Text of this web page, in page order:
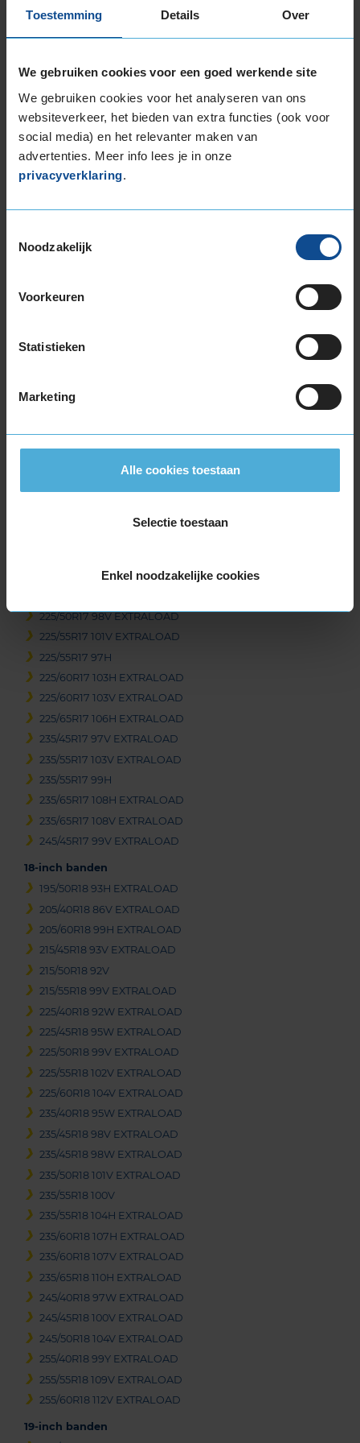
Toestemming Details Over
We gebruiken cookies voor een goed werkende site
We gebruiken cookies voor het analyseren van ons
websiteverkeer, het bieden van extra functies (ook voor
social media) en het relevanter maken van
advertenties. Meer info lees je in onze
privacyverklaring.
Noodzakelijk
Voorkeuren
Statistieken
Marketing
Alle cookies toestaan
Selectie toestaan
Enkel noodzakelijke cookies
Item
of
3
Beschikbare bandenmaten
195/50R17 89H EXTRALOAD
205/50R17 93H EXTRALOAD
205/65R17 100H EXTRALOAD
215/45R17 91V EXTRALOAD
215/55R17 98V EXTRALOAD
215/65R17 99H
225/45R17 94V EXTRALOAD
225/50R17 98V EXTRALOAD
225/55R17 101V EXTRALOAD
225/55R17 97H
225/60R17 103H EXTRALOAD
225/60R17 103V EXTRALOAD
225/65R17 106H EXTRALOAD
235/45R17 97V EXTRALOAD
235/55R17 103V EXTRALOAD
235/55R17 99H
235/65R17 108H EXTRALOAD
235/65R17 108V EXTRALOAD
245/45R17 99V EXTRALOAD
18-inch banden
195/50R18 93H EXTRALOAD
205/40R18 86V EXTRALOAD
205/60R18 99H EXTRALOAD
215/45R18 93V EXTRALOAD
215/50R18 92V
215/55R18 99V EXTRALOAD
225/40R18 92W EXTRALOAD
225/45R18 95W EXTRALOAD
225/50R18 99V EXTRALOAD
225/55R18 102V EXTRALOAD
225/60R18 104V EXTRALOAD
235/40R18 95W EXTRALOAD
235/45R18 98V EXTRALOAD
235/45R18 98W EXTRALOAD
235/50R18 101V EXTRALOAD
235/55R18 100V
235/55R18 104H EXTRALOAD
235/60R18 107H EXTRALOAD
235/60R18 107V EXTRALOAD
235/65R18 110H EXTRALOAD
245/40R18 97W EXTRALOAD
245/45R18 100V EXTRALOAD
245/50R18 104V EXTRALOAD
255/40R18 99Y EXTRALOAD
255/55R18 109V EXTRALOAD
255/60R18 112V EXTRALOAD
19-inch banden